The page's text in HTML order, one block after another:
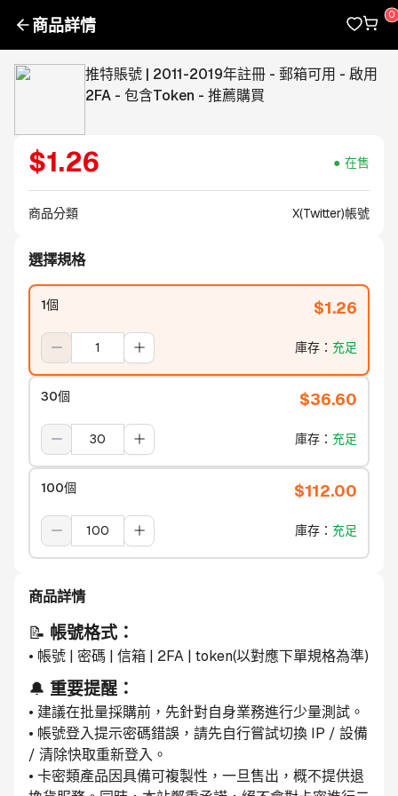
商品詳情
推特賬號 | 2011-2019年註冊 - 郵箱可用 - 啟用
2FA - 包含Token - 推薦購買
$1.26 在售
商品分類 X(Twitter)帳號
選擇規格
1個 $1.26
庫存 ： 充足
30個 $36.60
庫存 ： 充足
100個 $112.00
庫存 ： 充足
商品詳情
📝 帳號格式：
• 帳號 | 密碼 | 信箱 | 2FA | token(以對應下單規格為準)
🔔 重要提醒：
• 建議在批量採購前，先針對自身業務進行少量測試。
• 帳號登入提示密碼錯誤，請先自行嘗試切換 IP / 設備
/ 清除快取重新登入。
• 卡密類產品因具備可複製性，一旦售出，概不提供退